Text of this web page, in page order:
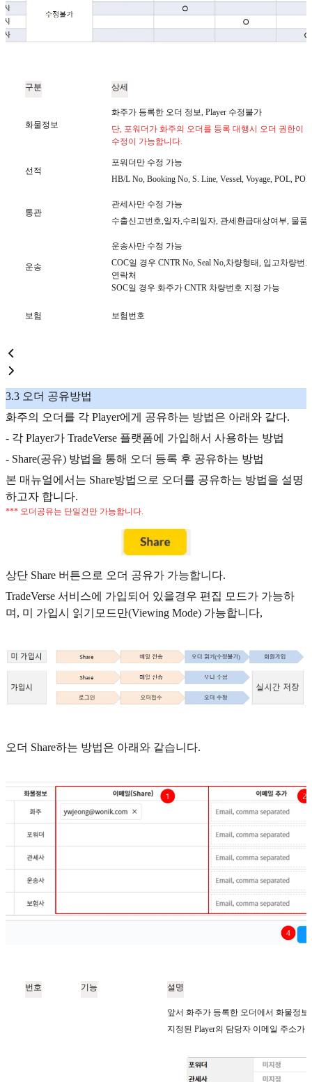
구분 상세
화물정보
화주가 등록한 오더 정보, Player 수정불가
단, 포워더가 화주의 오더를 등록 대행시 오더 권한이
수정이 가능합니다.
선적
포워더만 수정 가능
HB/L No, Booking No, S. Line, Vessel, Voyage, POL,
통관
관세사만 수정 가능
수출신고번호,일자,수리일자, 관세환급대상여부, 물품
운송
운송사만 수정 가능
COC일 경우 CNTR No, Seal No,차량형태, 입고차량
연락처
SOC일 경우 화주가 CNTR 차량번호 지정 가능
보험 보험번호
3.3 오더 공유방법
화주의 오더를 각 Player에게 공유하는 방법은 아래와 같다.
- 각 Player가 TradeVerse 플랫폼에 가입해서 사용하는 방법
- Share(공유) 방법을 통해 오더 등록 후 공유하는 방법
본 매뉴얼에서는 Share방법으로 오더를 공유하는 방법을 설명
하고자 합니다.
*** 오더공유는 단일건만 가능합니다.
상단 Share 버튼으로 오더 공유가 가능합니다.
TradeVerse 서비스에 가입되어 있을경우 편집 모드가 가능하
며, 미 가입시 읽기모드만(Viewing Mode) 가능합니다,
오더 Share하는 방법은 아래와 같습니다.
번호 기능 설명
앞서 화주가 등록한 오더에서 화물정보
지정된 Player의 담당자 이메일 주소가